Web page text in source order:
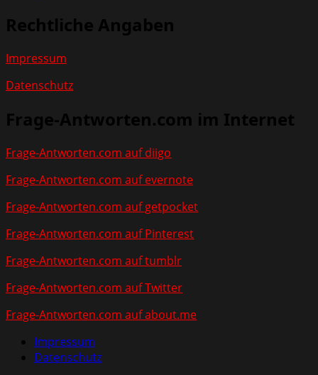
Rechtliche Angaben
Impressum
Datenschutz
Frage-Antworten.com im Internet
Frage-Antworten.com auf diigo
Frage-Antworten.com auf evernote
Frage-Antworten.com auf getpocket
Frage-Antworten.com auf Pinterest
Frage-Antworten.com auf tumblr
Frage-Antworten.com auf Twitter
Frage-Antworten.com auf about.me
Impressum
Datenschutz